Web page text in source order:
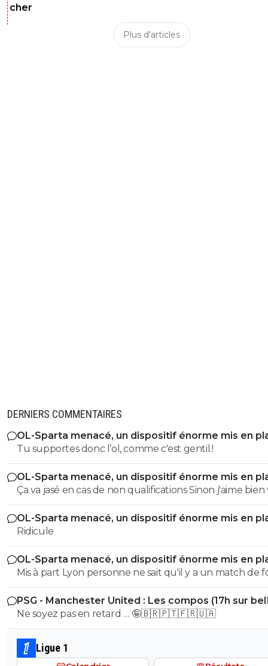
cher
Plus d'articles
DERNIERS COMMENTAIRES
OL-Sparta menacé, un dispositif énorme mis en
Tu supportes donc l’ol, comme c'est gentil.!
OL-Sparta menacé, un dispositif énorme mis en
Ça va jasé en cas de non qualifications Sinon j'aime bien votre
maillot
OL-Sparta menacé, un dispositif énorme mis en
Ridicule
OL-Sparta menacé, un dispositif énorme mis en
Mis à part Lyon personne ne sait qu'il y a un match de
PSG - Manchester United : Les compos (17h sur
Sports 1)
Ne soyez pas en retard … 🤪🇧🇷🇵🇹🇫🇷🇺🇦
Ligue 1